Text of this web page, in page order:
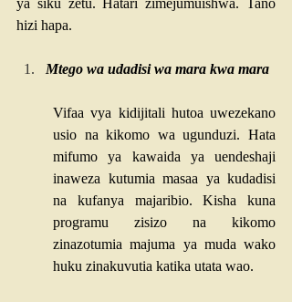
ya siku zetu. Hatari zimejumuishwa. Tano
hizi hapa.
Mtego wa udadisi wa mara kwa mara
Vifaa vya kidijitali hutoa uwezekano
usio na kikomo wa ugunduzi. Hata
mifumo ya kawaida ya uendeshaji
inaweza kutumia masaa ya kudadisi
na kufanya majaribio. Kisha kuna
programu zisizo na kikomo
zinazotumia majuma ya muda wako
huku zinakuvutia katika utata wao.